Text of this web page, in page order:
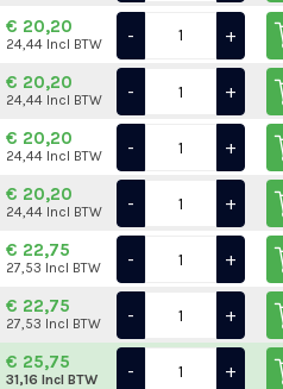
€ 20,20
24,44 Incl BTW - +
€ 20,20
24,44 Incl BTW - +
€ 20,20
24,44 Incl BTW - +
€ 20,20
24,44 Incl BTW - +
€ 22,75
27,53 Incl BTW - +
€ 22,75
27,53 Incl BTW - +
€ 25,75
31,16 Incl BTW - +